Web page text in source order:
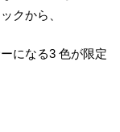
クから、
になる3 色が限定